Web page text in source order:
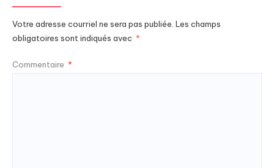
Votre adresse courriel ne sera pas publiée. Les champs
obligatoires sont indiqués avec *
Commentaire *